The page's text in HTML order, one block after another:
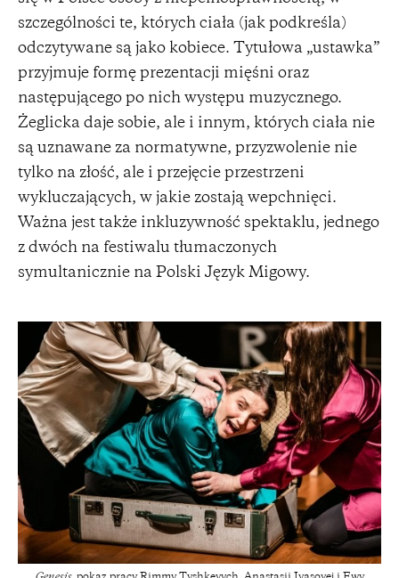
szczególności te, których ciała (jak podkreśla)
odczytywane są jako kobiece. Tytułowa „ustawka”
przyjmuje formę prezentacji mięśni oraz
następującego po nich występu muzycznego.
Żeglicka daje sobie, ale i innym, których ciała nie
są uznawane za normatywne, przyzwolenie nie
tylko na złość, ale i przejęcie przestrzeni
wykluczających, w jakie zostają wepchnięci.
Ważna jest także inkluzywność spektaklu, jednego
z dwóch na festiwalu tłumaczonych
symultanicznie na Polski Język Migowy.